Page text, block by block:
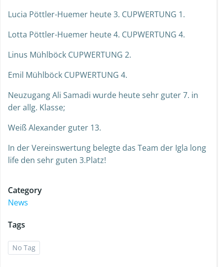
Lucia Pöttler-Huemer heute 3. CUPWERTUNG 1.
Lotta Pöttler-Huemer heute 4. CUPWERTUNG 4.
Linus Mühlböck CUPWERTUNG 2.
Emil Mühlböck CUPWERTUNG 4.
Neuzugang Ali Samadi wurde heute sehr guter 7. in
der allg. Klasse;
Weiß Alexander guter 13.
In der Vereinswertung belegte das Team der Igla long
life den sehr guten 3.Platz!
Category
News
Tags
No Tag